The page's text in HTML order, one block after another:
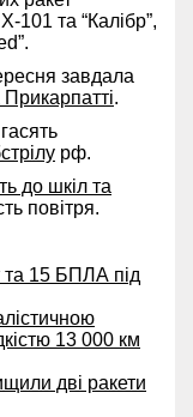
101 та “Калібр”,
завдала
.
рф.
до шкіл та
повітря.
та 15 БПЛА під
13 000 км
дві ракети